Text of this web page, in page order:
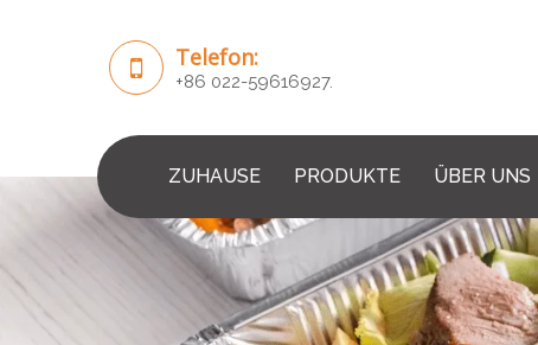
Telefon:
+86 022-59616927.
ZUHAUSE PRODUKTE ÜBER UNS